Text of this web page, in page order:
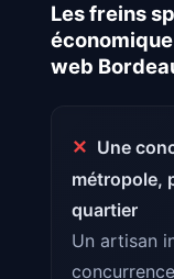
Les freins
web
✕ Une
métropole,
quartier
Un artisan